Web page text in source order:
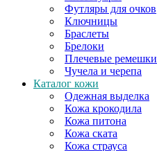
Футляры для очков
Ключницы
Браслеты
Брелоки
Плечевые ремешки
Чучела и черепа
Каталог кожи
Одежная выделка
Кожа крокодила
Кожа питона
Кожа ската
Кожа страуса